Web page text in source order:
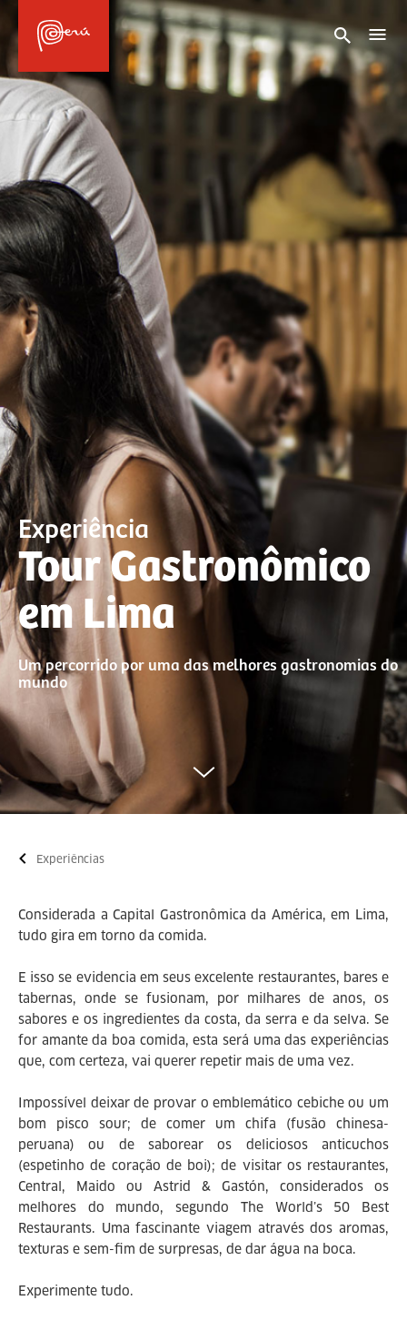
Experiência
Tour Gastronômico
em Lima
Um percorrido por uma das melhores gastronomias do
mundo
Experiências
Considerada a Capital Gastronômica da América, em Lima,
tudo gira em torno da comida.
E isso se evidencia em seus excelente restaurantes, bares e
tabernas, onde se fusionam, por milhares de anos, os
sabores e os ingredientes da costa, da serra e da selva. Se
for amante da boa comida, esta será uma das experiências
que, com certeza, vai querer repetir mais de uma vez.
Impossível deixar de provar o emblemático cebiche ou um
bom pisco sour; de comer um chifa (fusão chinesa-
peruana) ou de saborear os deliciosos anticuchos
(espetinho de coração de boi); de visitar os restaurantes,
Central, Maido ou Astrid & Gastón, considerados os
melhores do mundo, segundo The World’s 50 Best
Restaurants. Uma fascinante viagem através dos aromas,
texturas e sem-fim de surpresas, de dar água na boca.
Experimente tudo.